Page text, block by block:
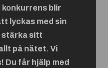
konkurrens blir
lyckas med sin
stärka sitt
på nätet. Vi
Du får hjälp med